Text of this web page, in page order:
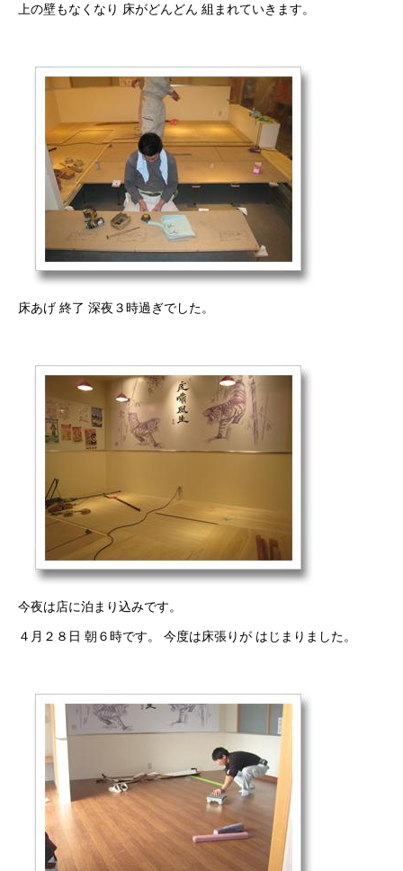
上の壁もなくなり 床がどんどん 組まれていきます。
床あげ 終了 深夜３時過ぎでした。
今夜は店に泊まり込みです。
４月２８日 朝６時です。 今度は床張りが はじまりました。